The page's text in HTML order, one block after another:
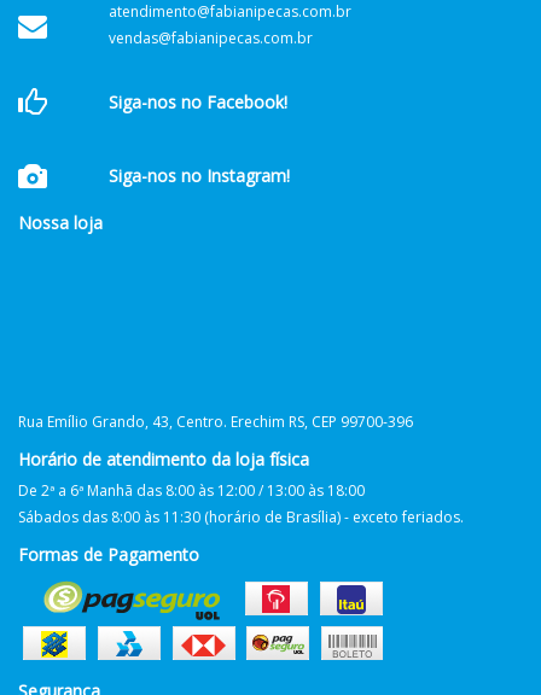
atendimento@fabianipecas.com.br
vendas@fabianipecas.com.br
Siga-nos no Facebook!
Siga-nos no Instagram!
Nossa loja
Rua Emílio Grando, 43, Centro. Erechim RS, CEP 99700-396
Horário de atendimento da loja física
De 2ª a 6ª Manhã das 8:00 às 12:00 / 13:00 às 18:00
Sábados das 8:00 às 11:30 (horário de Brasília) - exceto feriados.
Formas de Pagamento